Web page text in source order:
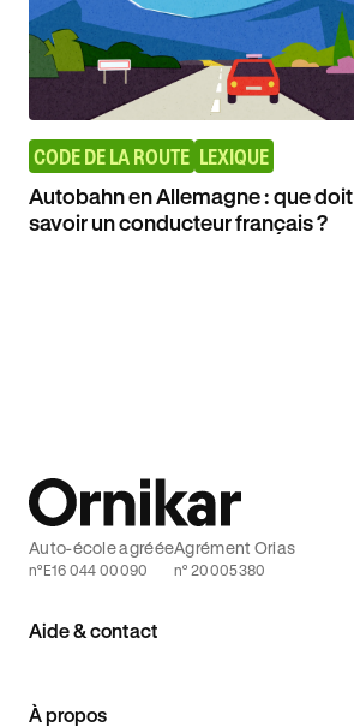
CODE DE LA ROUTE LEXIQUE
Autobahn en Allemagne : que doit
savoir un conducteur français ?
Aide & contact
À propos
Auto-école agréée
n°E16 044 00090
Agrément Orias
n° 20005380